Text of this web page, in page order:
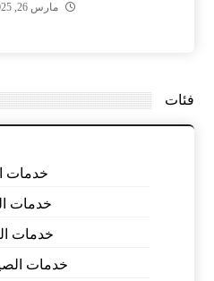
مارس 26, 2025
فئات
خدمات
خدمات
خدمات
خدمات